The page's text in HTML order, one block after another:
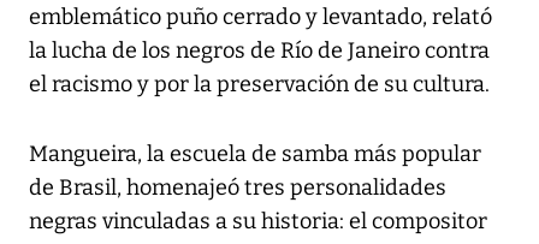
emblemático puño cerrado y levantado, relató
la lucha de los negros de Río de Janeiro contra
el racismo y por la preservación de su cultura.
Mangueira, la escuela de samba más popular
de Brasil, homenajeó tres personalidades
negras vinculadas a su historia: el compositor